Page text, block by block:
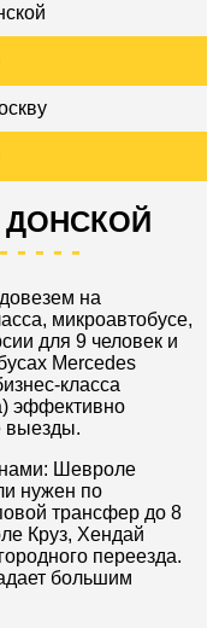
ДОНСКОЙ
на
микроавтобусе,
для 9 человек и
Mercedes
класса
эффективно
выезды.
Шевроле
нужен по
трансфер до 8
Круз, Хендай
переезда.
большим